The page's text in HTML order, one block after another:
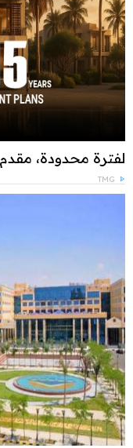
لفترة محدودة، مقدم 1.5% وتقسيط حتى 15 سنة
TMG